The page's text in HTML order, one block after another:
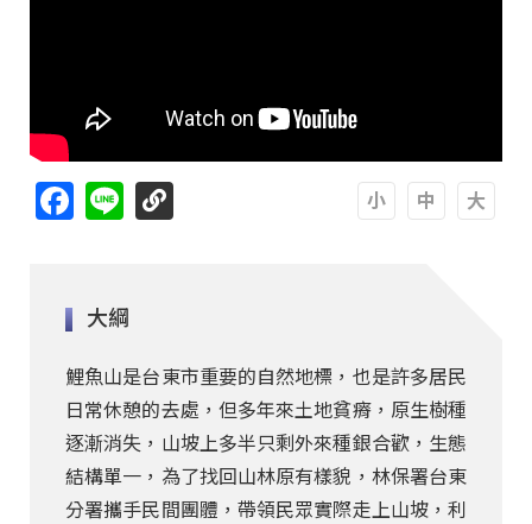
Facebook
Line
大綱
鯉魚山是台東市重要的自然地標，也是許多居民
日常休憩的去處，但多年來土地貧瘠，原生樹種
逐漸消失，山坡上多半只剩外來種銀合歡，生態
結構單一，為了找回山林原有樣貌，林保署台東
分署攜手民間團體，帶領民眾實際走上山坡，利